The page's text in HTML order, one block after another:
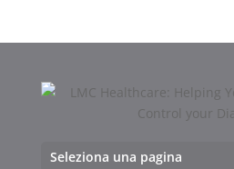
Seleziona una pagina